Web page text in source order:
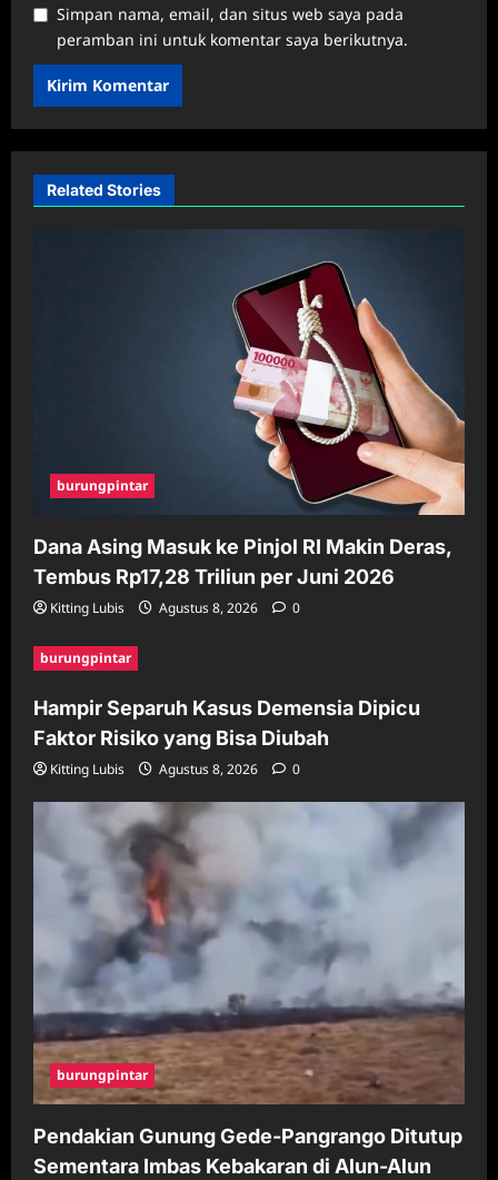
Simpan nama, email, dan situs web saya pada
peramban ini untuk komentar saya berikutnya.
Related Stories
burungpintar
Dana Asing Masuk ke Pinjol RI Makin Deras,
Tembus Rp17,28 Triliun per Juni 2026
Kitting Lubis Agustus 8, 2026 0
burungpintar
Hampir Separuh Kasus Demensia Dipicu
Faktor Risiko yang Bisa Diubah
Kitting Lubis Agustus 8, 2026 0
burungpintar
Pendakian Gunung Gede-Pangrango Ditutup
Sementara Imbas Kebakaran di Alun-Alun